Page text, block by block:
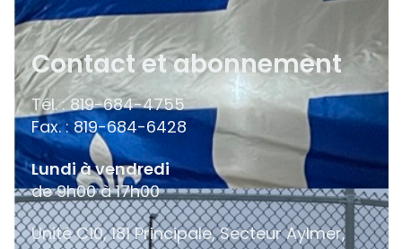
Contact et abonnement
Tél. : 819-684-4755
Fax. : 819-684-6428
Lundi à vendredi
de 9h00 à 17h00
Unité C10, 181 Principale, Secteur Aylmer,